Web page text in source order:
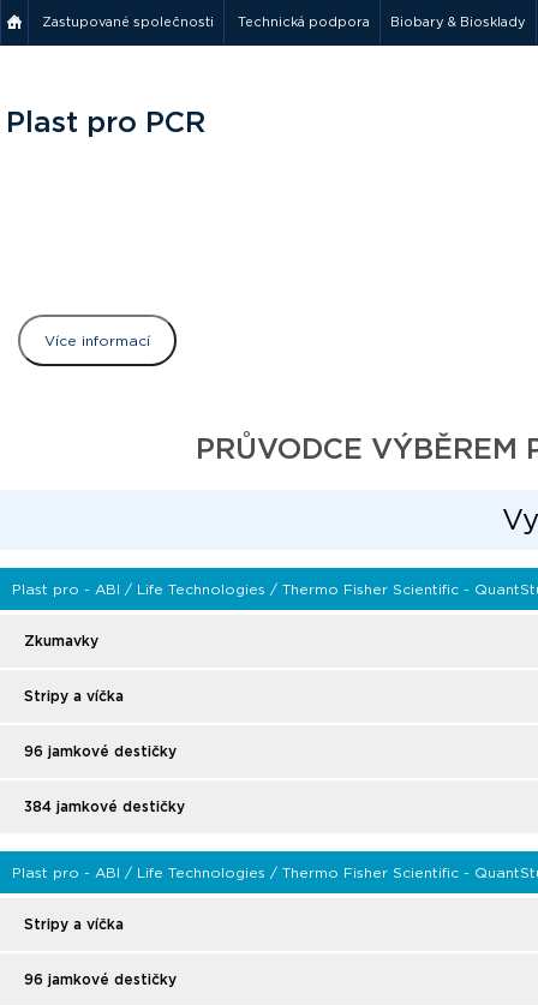
Zastupované společnosti Technická podpora Biobary & Biosklady
Plast pro PCR
Více informací
PRŮVODCE VÝBĚREM
Plast pro - ABI / Life Technologies / Thermo Fisher Scientific -
Zkumavky
Stripy a víčka
96 jamkové destičky
384 jamkové destičky
Plast pro - ABI / Life Technologies / Thermo Fisher Scientific -
Stripy a víčka
96 jamkové destičky